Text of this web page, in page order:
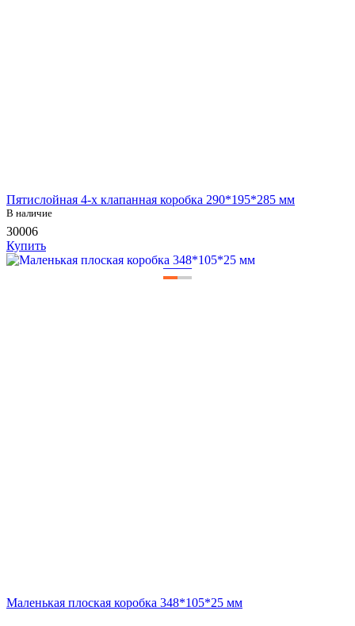
Пятислойная 4-х клапанная коробка 290*195*285 мм
В наличие
30006
Купить
——
Маленькая плоская коробка 348*105*25 мм